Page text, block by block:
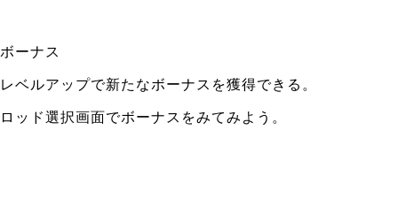
ボーナス
レベルアップで新たなボーナスを獲得できる。
ロッド選択画面でボーナスをみてみよう。